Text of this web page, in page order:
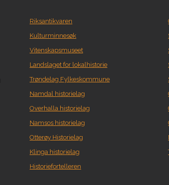
Riksantikvaren
Kulturminnesøk
Vitenskapsmuseet
Landslaget for lokalhistorie
Trøndelag Fylkeskommune
Namdal historielag
Overhalla historielag
Namsos historielag
Otterøy Historielag
Klinga historielag
Historiefortelleren